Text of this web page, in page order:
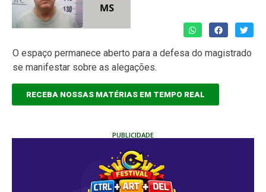
O espaço permanece aberto para a defesa do magistrado
se manifestar sobre as alegações.
RECEBA NOSSAS MATÉRIAS EM TEMPO REAL
PUBLICIDADE